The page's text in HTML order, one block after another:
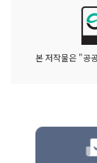
본 저작물은 "공